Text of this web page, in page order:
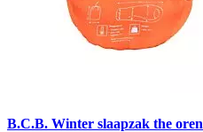
B.C.B. Winter slaapzak the oren